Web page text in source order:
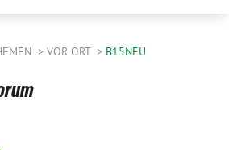
VOR ORT B15NEU